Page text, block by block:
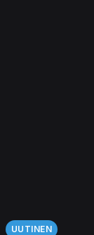
UUTINEN